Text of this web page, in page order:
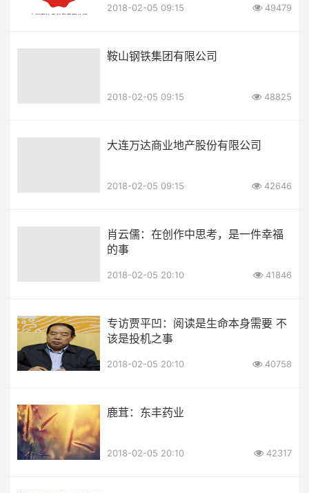
2018-02-05 09:15 49479
鞍山钢铁集团有限公司
2018-02-05 09:15 48825
大连万达商业地产股份有限公司
2018-02-05 09:15 42646
肖云儒：在创作中思考，是一件幸福
的事
2018-02-05 20:10 41846
专访贾平凹：阅读是生命本身需要 不
该是投机之事
2018-02-05 20:10 40758
鹿茸：东丰药业
2018-02-05 20:10 42317